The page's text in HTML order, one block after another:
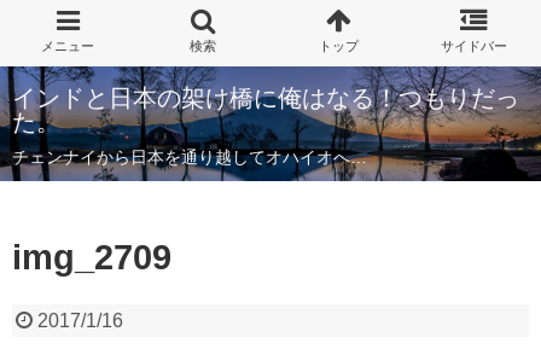
インドと日本の架け橋に俺はなる！つもりだっ
た。
チェンナイから日本を通り越してオハイオへ…
img_2709
2017/1/16